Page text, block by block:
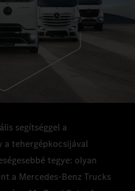
segítséggel a
a tehergépkocsijával
tegye: olyan
a Mercedes‑Benz Trucks